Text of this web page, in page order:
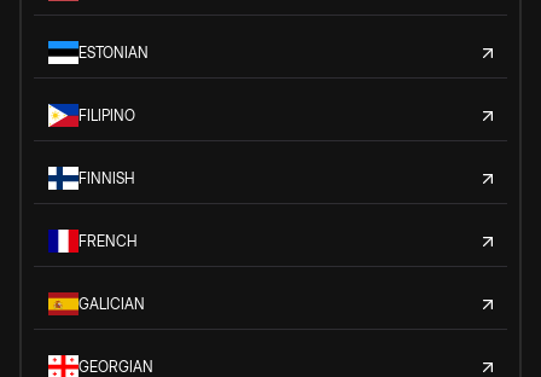
ESTONIAN
FILIPINO
FINNISH
FRENCH
GALICIAN
GEORGIAN